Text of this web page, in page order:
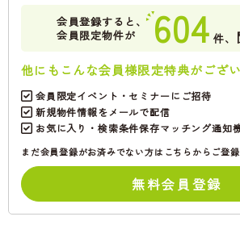
会員登録すると、
会員限定物件が
604 件、
他にもこんな会員様限定特典がござ
会員限定イベント・セミナーにご招待
新規物件情報をメールで配信
お気に入り・検索条件保存マッチング通知
まだ会員登録がお済みでない方はこちらからご登録
無料会員登録